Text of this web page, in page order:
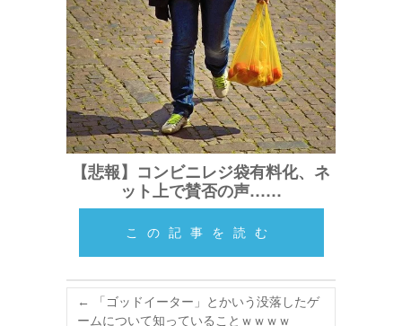
【悲報】コンビニレジ袋有料化、ネ
ット上で賛否の声……
この記事を読む
←
「ゴッドイーター」とかいう没落したゲ
ームについて知っていることｗｗｗｗ